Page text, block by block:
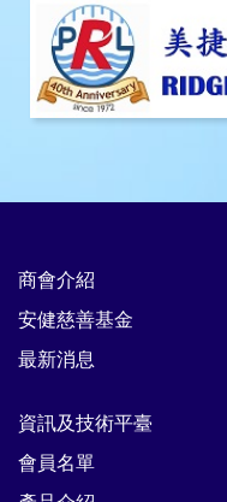
商會介紹
安健慈善基金
最新消息
資訊及技術平臺
會員名單